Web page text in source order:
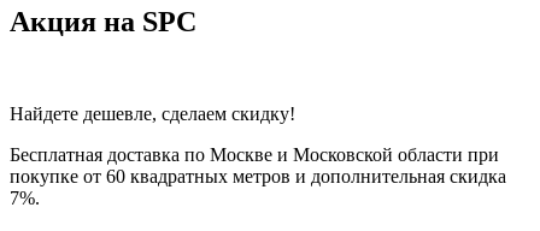
Акция на SPC
Найдете дешевле, сделаем скидку!
Бесплатная доставка по Москве и Московской области при
покупке от 60 квадратных метров и дополнительная скидка
7%.